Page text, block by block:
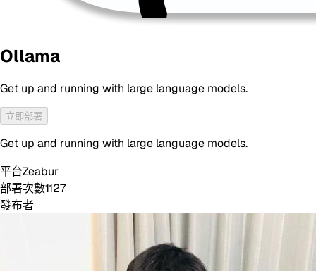
Ollama
Get up and running with large language models.
立即部署
Get up and running with large language models.
平台Zeabur
部署次數1127
發布者